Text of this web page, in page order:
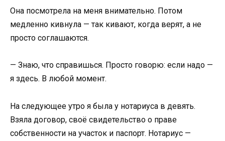
Она посмотрела на меня внимательно. Потом
медленно кивнула — так кивают, когда верят, а не
просто соглашаются.
— Знаю, что справишься. Просто говорю: если надо —
я здесь. В любой момент.
На следующее утро я была у нотариуса в девять.
Взяла договор, своё свидетельство о праве
собственности на участок и паспорт. Нотариус —